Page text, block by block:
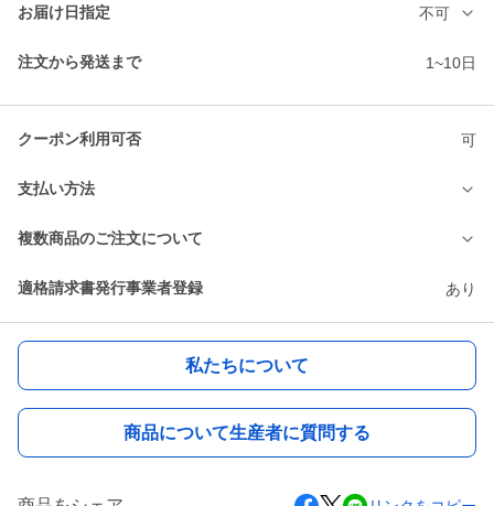
お届け日指定 不可
注文から発送まで 1~10日
クーポン利用可否 可
支払い方法
複数商品のご注文について
適格請求書発行事業者登録 あり
私たちについて
商品について生産者に質問する